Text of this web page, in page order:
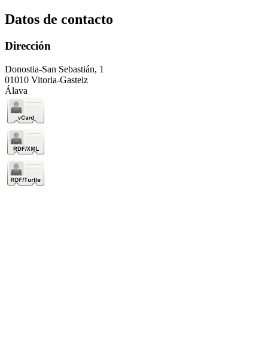
Datos de contacto
Dirección
Donostia-San Sebastián, 1
01010 Vitoria-Gasteiz
Álava